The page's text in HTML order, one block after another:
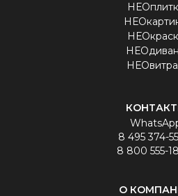
8 495 374-
8 800 555-
О